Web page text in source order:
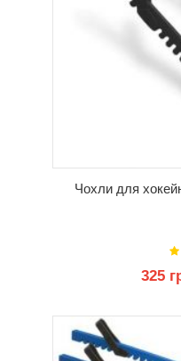
Чохли для
325